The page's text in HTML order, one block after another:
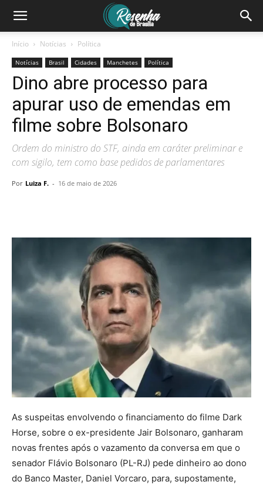
Início Notícias Política
Notícias Brasil Cidades Manchetes Política
Dino abre processo para
apurar uso de emendas em
filme sobre Bolsonaro
Ordem do ministro do STF, ainda em caráter preliminar e
com sigilo, tem como base pedidos de parlamentares
Por Luiza F. - 16 de maio de 2026
As suspeitas envolvendo o financiamento do filme Dark
Horse, sobre o ex-presidente Jair Bolsonaro, ganharam
novas frentes após o vazamento da conversa em que o
senador Flávio Bolsonaro (PL-RJ) pede dinheiro ao dono
do Banco Master, Daniel Vorcaro, para, supostamente,